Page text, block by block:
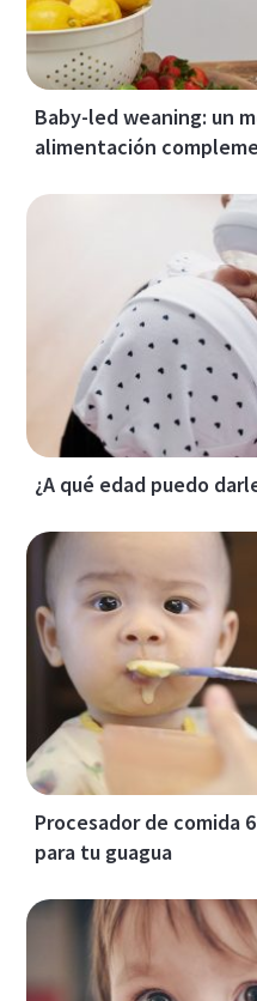
Baby-led weaning: un
alimentación
¿A qué edad puedo
Procesador de comida
para tu guagua